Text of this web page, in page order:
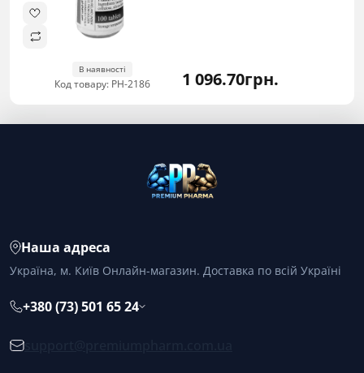
В наявності
Код товару: PH-2186 1 096.70грн.
Наша адреса
Україна, м. Київ Онлайн-магазин. Доставка по всій Україні
+380 (73) 501 65 24